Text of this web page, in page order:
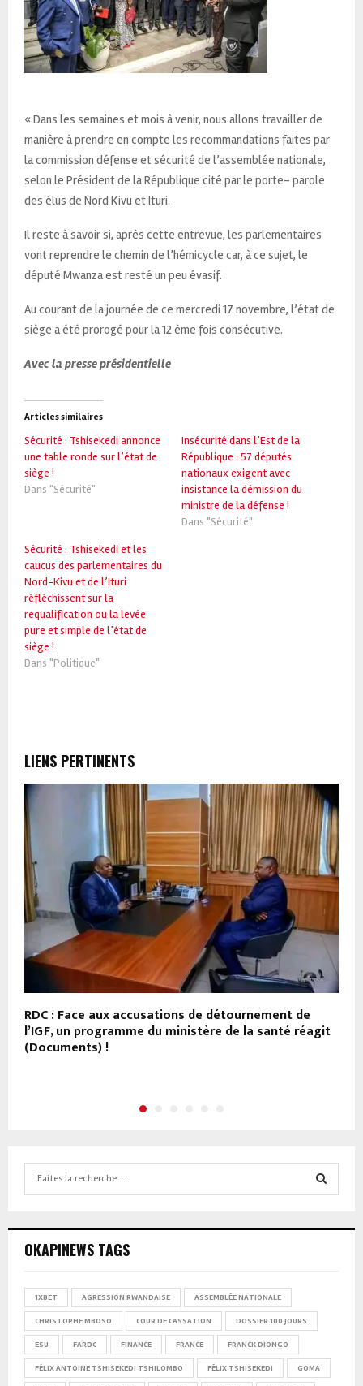
« Dans les semaines et mois à venir, nous allons travailler de
manière à prendre en compte les recommandations faites par
la commission défense et sécurité de l’assemblée nationale,
selon le Président de la République cité par le porte- parole
des élus de Nord Kivu et Ituri.
Il reste à savoir si, après cette entrevue, les parlementaires
vont reprendre le chemin de l’hémicycle car, à ce sujet, le
député Mwanza est resté un peu évasif.
Au courant de la journée de ce mercredi 17 novembre, l’état de
siège a été prorogé pour la 12 ème fois consécutive.
Avec la presse présidentielle
Articles similaires
Sécurité : Tshisekedi annonce
une table ronde sur l’état de
siège !
Dans "Sécurité"
Insécurité dans l’Est de la
République : 57 députés
nationaux exigent avec
insistance la démission du
ministre de la défense !
Dans "Sécurité"
Sécurité : Tshisekedi et les
caucus des parlementaires du
Nord-Kivu et de l’Ituri
réfléchissent sur la
requalification ou la levée
pure et simple de l’état de
siège !
Dans "Politique"
LIENS PERTINENTS
RDC : Face aux accusations de détournement de
l’IGF, un programme du ministère de la santé réagit
(Documents) !
OKAPINEWS TAGS
1XBET AGRESSION RWANDAISE ASSEMBLÉE NATIONALE
CHRISTOPHE MBOSO COUR DE CASSATION DOSSIER 100 JOURS
ESU FARDC FINANCE FRANCE FRANCK DIONGO
FÉLIX ANTOINE TSHISEKEDI TSHILOMBO FÉLIX TSHISEKEDI GOMA